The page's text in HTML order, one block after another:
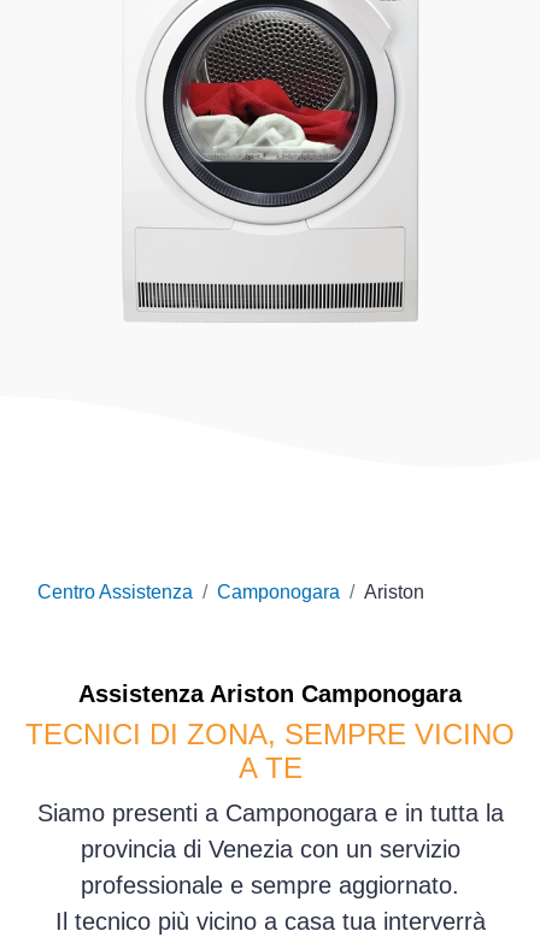
Centro Assistenza Camponogara Ariston
Assistenza Ariston Camponogara
TECNICI DI ZONA, SEMPRE VICINO
A TE
Siamo presenti a Camponogara e in tutta la
provincia di Venezia con un servizio
professionale e sempre aggiornato.
Il tecnico più vicino a casa tua interverrà